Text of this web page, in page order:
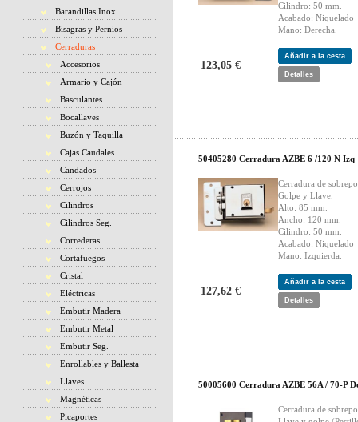
Barandillas Inox
Bisagras y Pernios
Cerraduras
Accesorios
Armario y Cajón
Basculantes
Bocallaves
Buzón y Taquilla
Cajas Caudales
Candados
Cerrojos
Cilindros
Cilindros Seg.
Correderas
Cortafuegos
Cristal
Eléctricas
Embutir Madera
Embutir Metal
Embutir Seg.
Enrollables y Ballesta
Llaves
Magnéticas
Picaportes
Cilindro: 50 mm.
Acabado: Niquelado
Mano: Derecha.
123,05 €
Añadir a la cesta
Detalles
50405280 Cerradura AZBE 6 /120 N Izq
Cerradura de
Golpe y Llave.
Alto: 85 mm.
Ancho: 120 mm.
Cilindro: 50 mm.
Acabado: Niquelado
Mano: Izquierda.
127,62 €
Añadir a la cesta
Detalles
50005600 Cerradura AZBE 56A / 70-P
Cerradura de